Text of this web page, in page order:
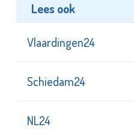
Lees ook
Vlaardingen24
Schiedam24
NL24